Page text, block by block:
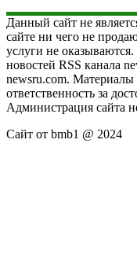
Данный сайт не
сайте ни чего не
услуги не
новостей RSS канала
newsru.com. Материалы
ответственность за
Администрация сайта
Сайт от bmb1 @ 2024